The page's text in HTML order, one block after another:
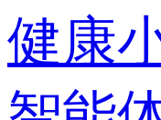
健康